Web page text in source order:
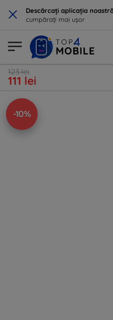
× Descărcați aplicația
cumpărați mai ușor
123 lei
111 lei
-10%